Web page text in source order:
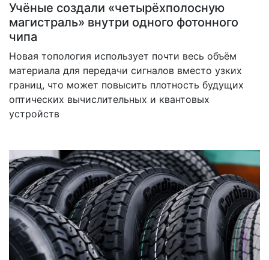
Учёные создали «четырёхполосную
магистраль» внутри одного фотонного
чипа
Новая топология использует почти весь объём
материала для передачи сигналов вместо узких
границ, что может повысить плотность будущих
оптических вычислительных и квантовых
устройств